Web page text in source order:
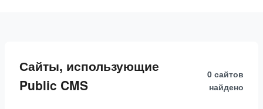
Сайты, использующие
Public CMS
0 сайтов
найдено